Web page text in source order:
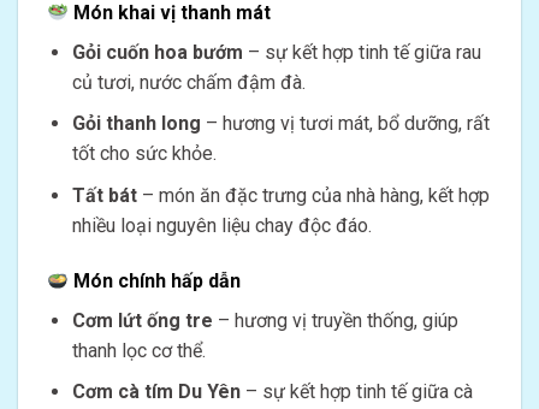
Món khai vị thanh mát
Gỏi cuốn hoa bướm – sự kết hợp tinh tế giữa rau
củ tươi, nước chấm đậm đà.
Gỏi thanh long – hương vị tươi mát, bổ dưỡng, rất
tốt cho sức khỏe.
Tất bát– món ăn đặc trưng của nhà hàng, kết hợp
nhiều loại nguyên liệu chay độc đáo.
Món chính hấp dẫn
Cơm lứt ống tre – hương vị truyền thống, giúp
thanh lọc cơ thể.
Cơm cà tím Du Yên– sự kết hợp tinh tế giữa cà